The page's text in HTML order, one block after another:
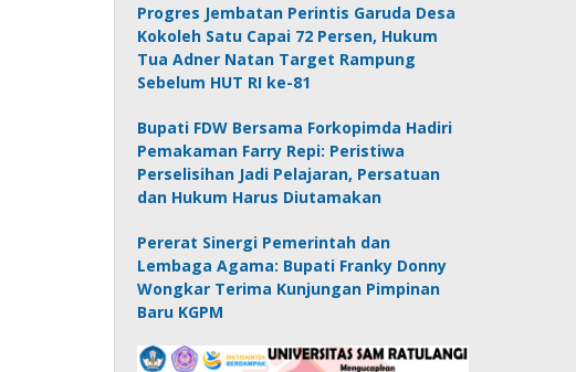
Progres Jembatan Perintis Garuda Desa
Kokoleh Satu Capai 72 Persen, Hukum
Tua Adner Natan Target Rampung
Sebelum HUT RI ke-81
Bupati FDW Bersama Forkopimda Hadiri
Pemakaman Farry Repi: Peristiwa
Perselisihan Jadi Pelajaran, Persatuan
dan Hukum Harus Diutamakan
Pererat Sinergi Pemerintah dan
Lembaga Agama: Bupati Franky Donny
Wongkar Terima Kunjungan Pimpinan
Baru KGPM